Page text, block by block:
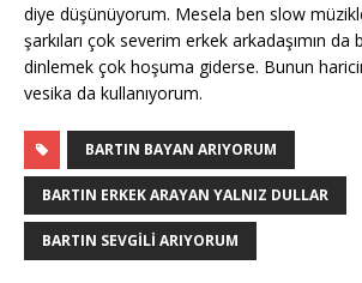
diye düşünüyorum. Mesela ben slow
şarkıları çok severim erkek arkadaşımın
dinlemek çok hoşuma giderse. Bunun
vesika da kullanıyorum.
BARTIN BAYAN ARIYORUM
BARTIN ERKEK ARAYAN YALNIZ DULLAR
BARTIN SEVGILI ARIYORUM